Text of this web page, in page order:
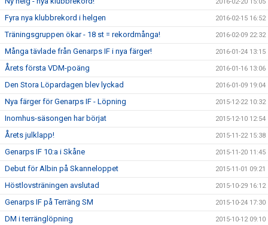
Fyra nya klubbrekord i helgen 2016-02-15 16:52
Träningsgruppen ökar - 18 st = rekordmånga! 2016-02-09 22:32
Många tävlade från Genarps IF i nya färger! 2016-01-24 13:15
Årets första VDM-poäng 2016-01-16 13:06
Den Stora Löpardagen blev lyckad 2016-01-09 19:04
Nya färger för Genarps IF - Löpning 2015-12-22 10:32
Inomhus-säsongen har börjat 2015-12-10 12:54
Årets julklapp! 2015-11-22 15:38
Genarps IF 10:a i Skåne 2015-11-20 11:45
Debut för Albin på Skanneloppet 2015-11-01 09:21
Höstlovsträningen avslutad 2015-10-29 16:12
Genarps IF på Terräng SM 2015-10-24 17:30
DM i terränglöpning 2015-10-12 09:10